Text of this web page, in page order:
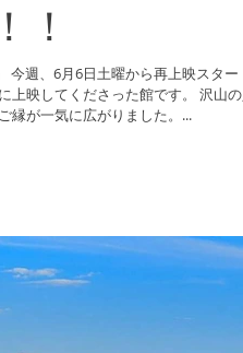
！
路市、近隣のたつの市との ご縁が一気に広がりました。...